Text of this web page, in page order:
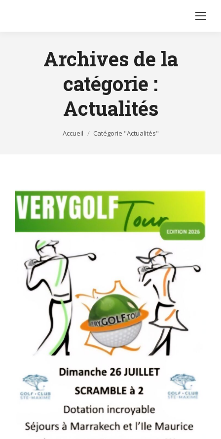
Archives de la
catégorie :
Actualités
Vous êtes ici :Accueil Catégorie "Actualités"